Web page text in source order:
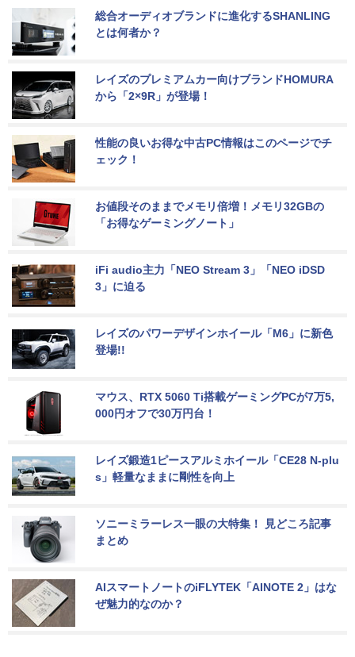
総合オーディオブランドに進化するSHANLING
とは何者か？
レイズのプレミアムカー向けブランドHOMURA
から「2×9R」が登場！
性能の良いお得な中古PC情報はこのページでチ
ェック！
お値段そのままでメモリ倍増！メモリ32GBの
「お得なゲーミングノート」
iFi audio主力「NEO Stream 3」「NEO iDSD
3」に迫る
レイズのパワーデザインホイール「M6」に新色
登場!!
マウス、RTX 5060 Ti搭載ゲーミングPCが7万5,
000円オフで30万円台！
レイズ鍛造1ピースアルミホイール「CE28 N-plu
s」軽量なままに剛性を向上
ソニーミラーレス一眼の大特集！ 見どころ記事
まとめ
AIスマートノートのiFLYTEK「AINOTE 2」はな
ぜ魅力的なのか？